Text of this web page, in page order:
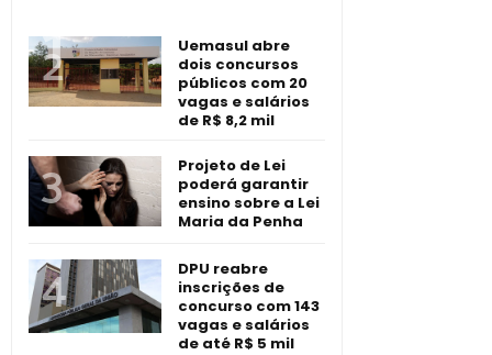
Uemasul abre
dois concursos
públicos com 20
vagas e salários
de R$ 8,2 mil
Projeto de Lei
poderá garantir
ensino sobre a Lei
Maria da Penha
DPU reabre
inscrições de
concurso com 143
vagas e salários
de até R$ 5 mil